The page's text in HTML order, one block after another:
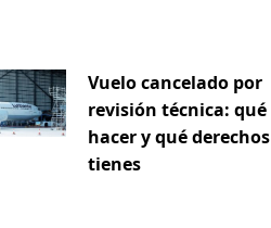
Vuelo cancelado por
revisión técnica: qué
hacer y qué derechos
tienes